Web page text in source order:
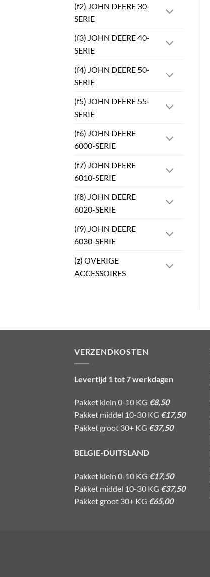
(f2) JOHN DEERE 30-
SERIE
(f3) JOHN DEERE 40-
SERIE
(f4) JOHN DEERE 50-
SERIE
(f5) JOHN DEERE 55-
SERIE
(f6) JOHN DEERE
6000-SERIE
(f7) JOHN DEERE
6010-SERIE
(f8) JOHN DEERE
6020-SERIE
(f9) JOHN DEERE
6030-SERIE
(z) OVERIGE
ACCESSOIRES
VERZENDKOSTEN
Levertijd 1 tot 7 werkdagen
Pakket klein 0-10 KG €8,50
Pakket middel 10-30 KG €17,50
Pakket groot 30+ KG €37,50
BELGIE-DUITSLAND
Pakket klein 0-10 KG €17,50
Pakket middel 10-30 KG €37,50
Pakket groot 30+ KG €65,00